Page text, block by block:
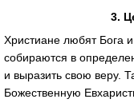
3.
Христиане любят Бога
собираются в
и выразить свою веру.
Божественную